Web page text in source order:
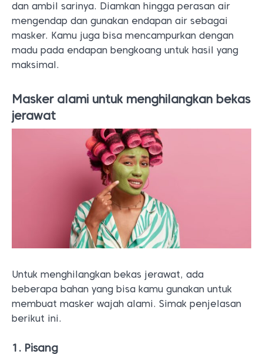
dan ambil sarinya. Diamkan hingga perasan air
mengendap dan gunakan endapan air sebagai
masker. Kamu juga bisa mencampurkan dengan
madu pada endapan bengkoang untuk hasil yang
maksimal.
Masker alami untuk menghilangkan bekas
jerawat
Untuk menghilangkan bekas jerawat, ada
beberapa bahan yang bisa kamu gunakan untuk
membuat masker wajah alami. Simak penjelasan
berikut ini.
1. Pisang